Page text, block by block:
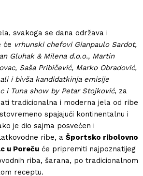
svakoga se dana održava i
će vrhunski chefovi Gianpaulo Sardot,
Gluhak & Milena d.o.o., Martin
Saša Pribičević, Marko Obradović,
i bivša kandidatkinja emisije
i Tuna show by Petar Stojković, za
tradicionalna i moderna jela od ribe
spajajući kontinentalnu i
je dio sajma posvećen i
ribe, a Športsko ribolovno
u Poreču će pripremiti najpoznatijeg
riba, šarana, po tradicionalnom
receptu.